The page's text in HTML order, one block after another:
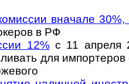
вначале
в РФ
12%с 11 апреля
для